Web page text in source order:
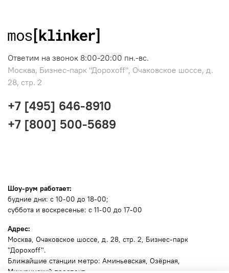
Ответим на звонок 8:00-20:00 пн.-вс.
Москва, Бизнес-парк "Дорохоff", Очаковское шоссе, д.
28, стр. 2
+7 [495] 646-8910
+7 [800] 500-5689
Шоу-рум работает:
будние дни: с 10-00 до 18-00;
суббота и воскресенье: с 11-00 до 17-00
Адрес:
Москва, Очаковское шоссе, д. 28, стр. 2, Бизнес-парк
"Дорохоff".
Ближайшие станции метро: Аминьевская, Озёрная,